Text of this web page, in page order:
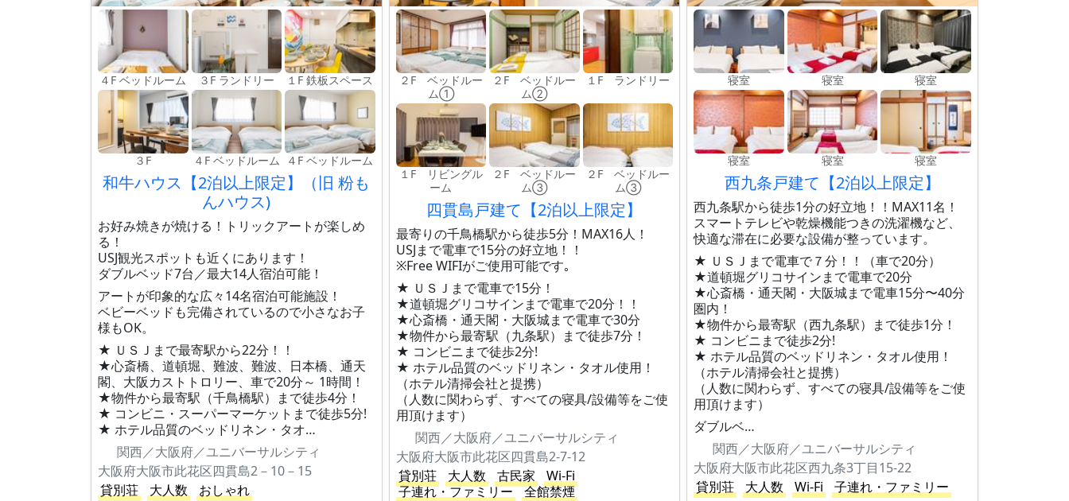
４F ベッドルーム ３F ランドリー １F 鉄板スペース
３F ４F ベッドルーム ４F ベッドルーム
和牛ハウス【2泊以上限定】（旧 粉も
んハウス)
お好み焼きが焼ける！トリックアートが楽しめ
る！
USJ観光スポットも近くにあります！
ダブルベッド7台／最大14人宿泊可能！
アートが印象的な広々14名宿泊可能施設！
ベビーベッドも完備されているので小さなお子
様もOK。
★ ＵＳＪまで最寄駅から22分！！
★心斎橋、道頓堀、難波、難波、日本橋、通天
閣、大阪カストトロリー、車で20分～ 1時間！
★物件から最寄駅（千鳥橋駅）まで徒歩4分！
★ コンビニ・スーパーマーケットまで徒歩5分!
★ ホテル品質のベッドリネン・タオ…
関西／大阪府／ユニバーサルシティ
大阪府大阪市此花区四貫島2－10－15
貸別荘
大人数 おしゃれ
２F ベッドルー
ム①
２F ベッドルー
ム②
１F ランドリー
１F リビングル
ーム
２F ベッドルー
ム③
２F ベッドルー
ム③
四貫島戸建て【2泊以上限定】
最寄りの千鳥橋駅から徒歩5分！MAX16人！
USJまで電車で15分の好立地！！
※Free WIFIがご使用可能です｡
★ ＵＳＪまで電車で15分！
★道頓堀グリコサインまで電車で20分！！
★心斎橋・通天閣・大阪城まで電車で30分
★物件から最寄駅（九条駅）まで徒歩7分！
★ コンビニまで徒歩2分!
★ ホテル品質のベッドリネン・タオル使用！
（ホテル清掃会社と提携）
（人数に関わらず、すべての寝具/設備等をご使
用頂けます）
関西／大阪府／ユニバーサルシティ
大阪府大阪市此花区四貫島2-7-12
貸別荘
大人数 古民家
Wi-Fi
子連れ・ファミリー
全館禁煙
寝室 寝室 寝室
寝室 寝室 寝室
西九条戸建て【2泊以上限定】
西九条駅から徒歩1分の好立地！！MAX11名！
スマートテレビや乾燥機能つきの洗濯機など、
快適な滞在に必要な設備が整っています。
★ ＵＳＪまで電車で７分！！（車で20分）
★道頓堀グリコサインまで電車で20分
★心斎橋・通天閣・大阪城まで電車15分〜40分
圏内！
★物件から最寄駅（西九条駅）まで徒歩1分！
★ コンビニまで徒歩2分!
★ ホテル品質のベッドリネン・タオル使用！
（ホテル清掃会社と提携）
（人数に関わらず、すべての寝具/設備等をご使
用頂けます）
ダブルベ…
関西／大阪府／ユニバーサルシティ
大阪府大阪市此花区西九条3丁目15-22
貸別荘
大人数 Wi-Fi 子連れ・ファミリー